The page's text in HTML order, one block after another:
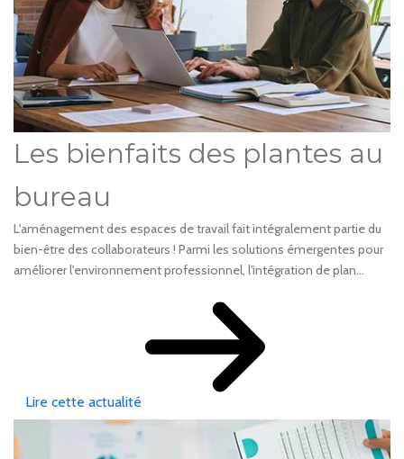
Les bienfaits des plantes au
bureau
L'aménagement des espaces de travail fait intégralement partie du
bien-être des collaborateurs ! Parmi les solutions émergentes pour
améliorer l'environnement professionnel, l'intégration de plan...
Lire cette actualité